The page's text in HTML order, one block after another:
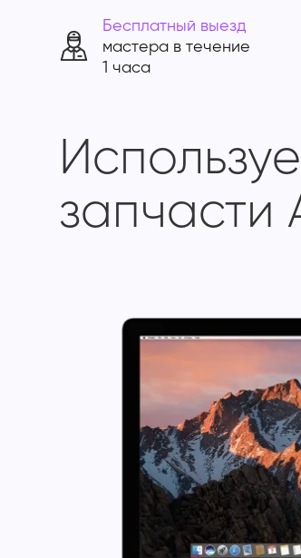
Бесплатный выезд
мастера в течение
1 часа
запчасти